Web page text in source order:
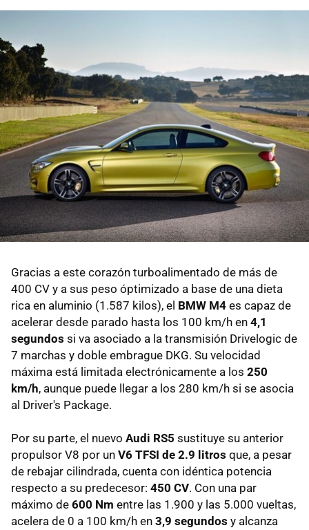
Gracias a este corazón turboalimentado de más de
400 CV y a sus peso óptimizado a base de una dieta
rica en aluminio (1.587 kilos), el BMW M4 es capaz de
acelerar desde parado hasta los 100 km/h en 4,1
segundos si va asociado a la transmisión Drivelogic de
7 marchas y doble embrague DKG. Su velocidad
máxima está limitada electrónicamente a los 250
km/h, aunque puede llegar a los 280 km/h si se asocia
al Driver's Package.
Por su parte, el nuevo Audi RS5 sustituye su anterior
propulsor V8 por un V6 TFSI de 2.9 litros que, a pesar
de rebajar cilindrada, cuenta con idéntica potencia
respecto a su predecesor: 450 CV. Con una par
máximo de 600 Nm entre las 1.900 y las 5.000 vueltas,
acelera de 0 a 100 km/h en 3,9 segundos y alcanza